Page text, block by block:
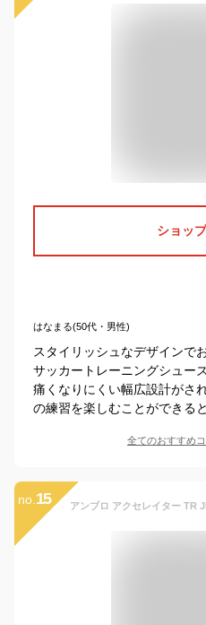
ショッ
はなまる(50代・男性)
スタイリッシュなデザインで
サッカートレーニングシュー
痛くなりにくい幅広設計がさ
の練習を楽しむことができる
全てのおすすめ
no. 15